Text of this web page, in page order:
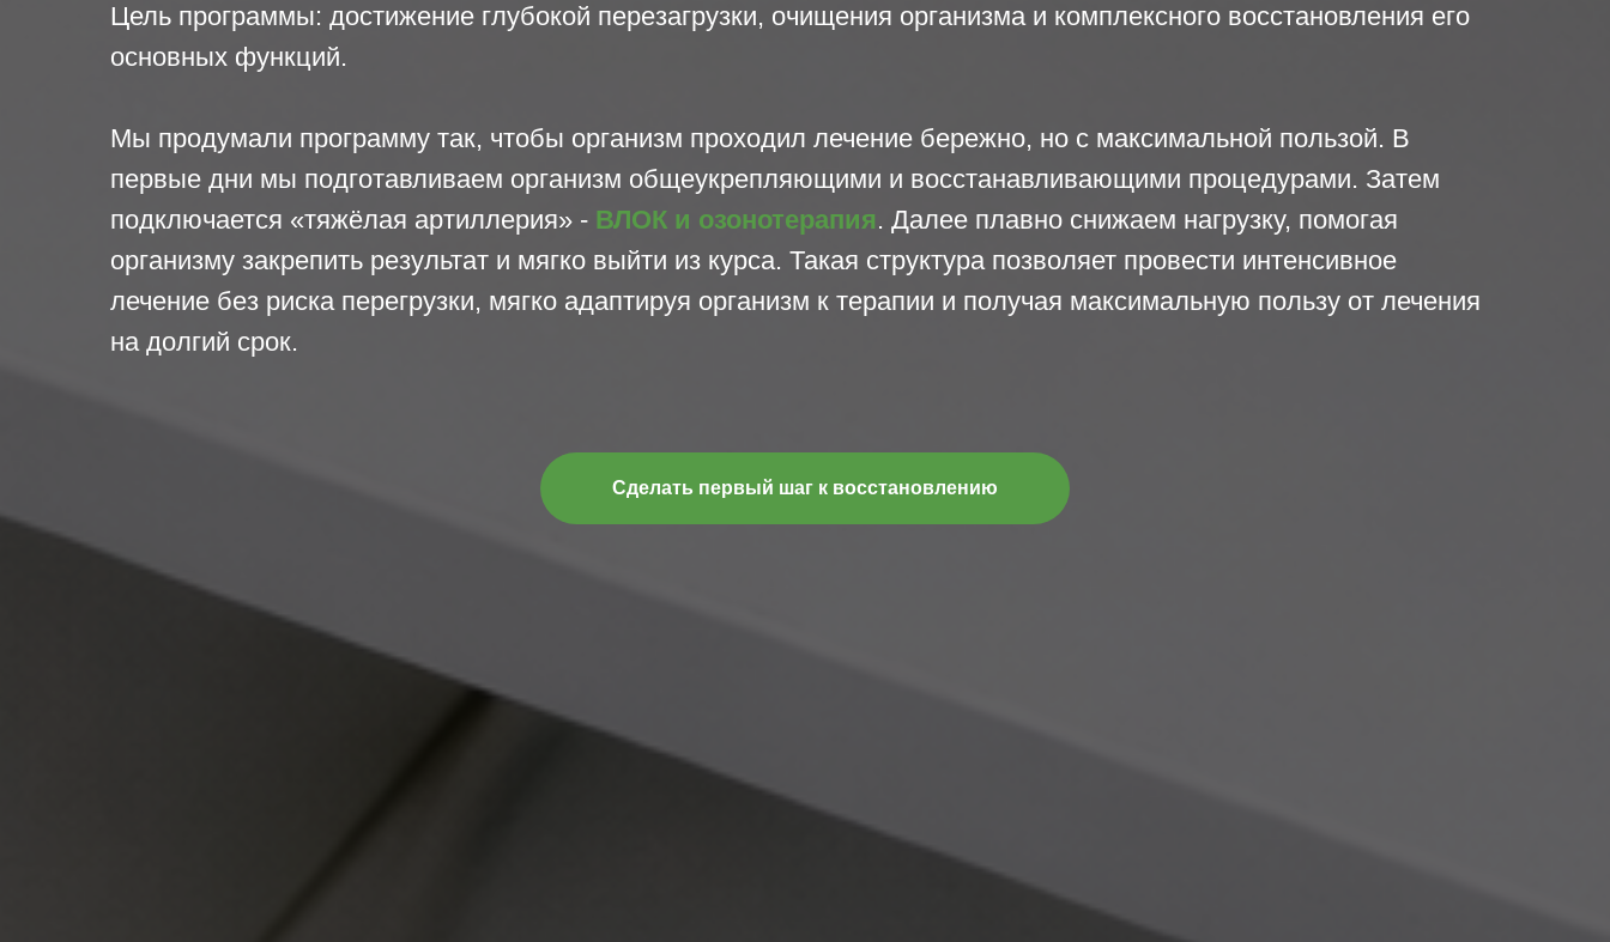
Цель программы: достижение глубокой перезагрузки, очищения организма и комплексного восстановления его
основных функций.
Мы продумали программу так, чтобы организм проходил лечение бережно, но с максимальной пользой. В
первые дни мы подготавливаем организм общеукрепляющими и восстанавливающими процедурами. Затем
подключается «тяжёлая артиллерия» - ВЛОК и озонотерапия. Далее плавно снижаем нагрузку, помогая
организму закрепить результат и мягко выйти из курса. Такая структура позволяет провести интенсивное
лечение без риска перегрузки, мягко адаптируя организм к терапии и получая максимальную пользу от лечения
на долгий срок.
Сделать первый шаг к восстановлению